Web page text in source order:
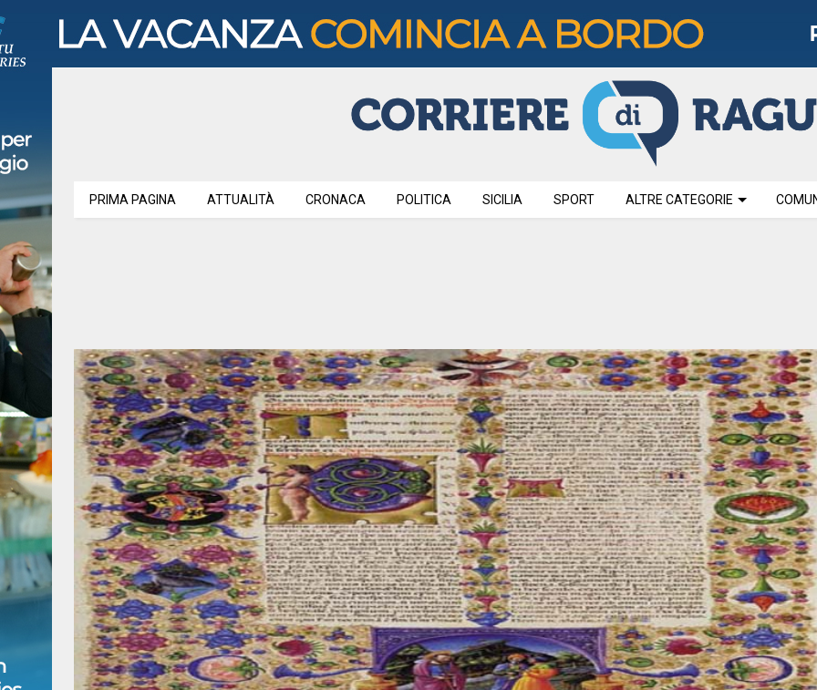
PRIMA PAGINA ATTUALITÀ CRONACA POLITICA SICILIA SPORT ALTRE CATEGORIE